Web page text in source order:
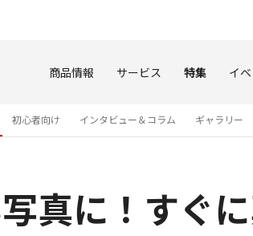
商品情報 サービス 特集 イ
初心者向け インタビュー＆コラム ギャラリー
真に！すぐ